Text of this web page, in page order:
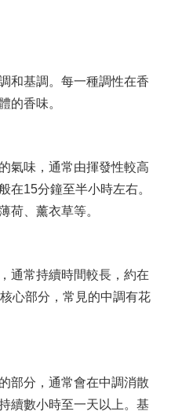
和基調。每一種調性在香
的香味。
氣味，通常由揮發性較高
在15分鐘至半小時左右。
荷、薰衣草等。
通常持續時間較長，約在
心部分，常見的中調有花
部分，通常會在中調消散
續數小時至一天以上。基